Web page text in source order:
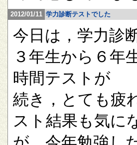
2012/01/11 学力診断テストでした
今日は，学力診
３年生から６年
時間テストが
続き，とても疲
スト結果も気に